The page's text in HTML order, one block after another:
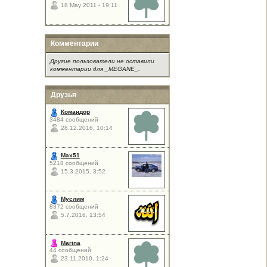
18 May 2011 - 19:11
Комментарии
Другие пользователи не оставили
комментарии для _MEGANE_.
Друзья
Командор
3484 сообщений
28.12.2016, 10:14
Max51
5218 сообщений
15.3.2015, 3:52
Муслим
8372 сообщений
5.7.2016, 13:54
Marina
44 сообщений
23.11.2010, 1:24